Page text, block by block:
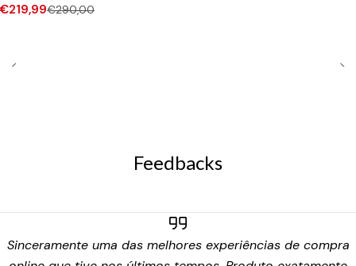
€219,99€290,00
Feedbacks
Sinceramente uma das melhores experiências de compra